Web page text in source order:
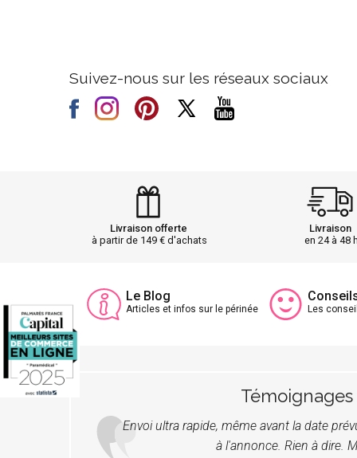
Suivez-nous sur les réseaux sociaux
Livraison offerte
à partir de 149 € d'achats
Livraison
en 24 à 48
Le Blog
Articles et infos sur le périnée Les
Témoignages
Envoi ultra rapide, même avant la date
à l'annonce. Rien à dire.